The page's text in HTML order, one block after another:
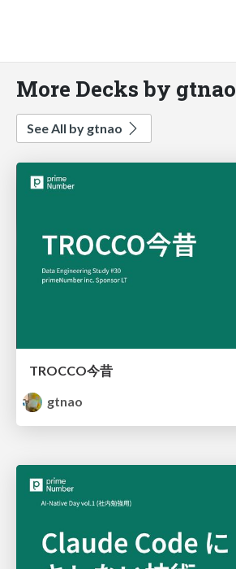
More Decks by gtnao
See All by gtnao
TROCCO今昔
gtnao